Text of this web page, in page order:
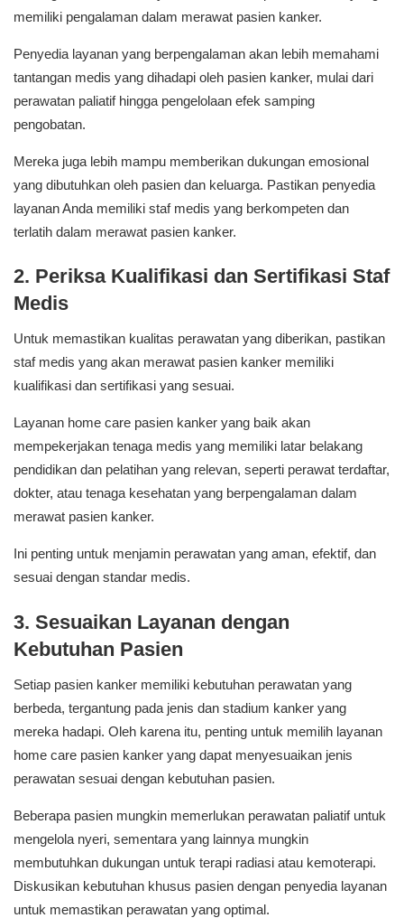
memiliki pengalaman dalam merawat pasien kanker.
Penyedia layanan yang berpengalaman akan lebih memahami
tantangan medis yang dihadapi oleh pasien kanker, mulai dari
perawatan paliatif hingga pengelolaan efek samping
pengobatan.
Mereka juga lebih mampu memberikan dukungan emosional
yang dibutuhkan oleh pasien dan keluarga. Pastikan penyedia
layanan Anda memiliki staf medis yang berkompeten dan
terlatih dalam merawat pasien kanker.
2. Periksa Kualifikasi dan Sertifikasi Staf
Medis
Untuk memastikan kualitas perawatan yang diberikan, pastikan
staf medis yang akan merawat pasien kanker memiliki
kualifikasi dan sertifikasi yang sesuai.
Layanan home care pasien kanker yang baik akan
mempekerjakan tenaga medis yang memiliki latar belakang
pendidikan dan pelatihan yang relevan, seperti perawat terdaftar,
dokter, atau tenaga kesehatan yang berpengalaman dalam
merawat pasien kanker.
Ini penting untuk menjamin perawatan yang aman, efektif, dan
sesuai dengan standar medis.
3. Sesuaikan Layanan dengan
Kebutuhan Pasien
Setiap pasien kanker memiliki kebutuhan perawatan yang
berbeda, tergantung pada jenis dan stadium kanker yang
mereka hadapi. Oleh karena itu, penting untuk memilih layanan
home care pasien kanker yang dapat menyesuaikan jenis
perawatan sesuai dengan kebutuhan pasien.
Beberapa pasien mungkin memerlukan perawatan paliatif untuk
mengelola nyeri, sementara yang lainnya mungkin
membutuhkan dukungan untuk terapi radiasi atau kemoterapi.
Diskusikan kebutuhan khusus pasien dengan penyedia layanan
untuk memastikan perawatan yang optimal.